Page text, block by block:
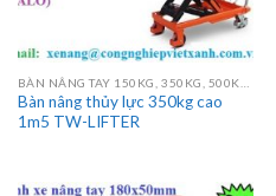
Bàn nâng thủy lực 350kg cao
1m5 TW-LIFTER